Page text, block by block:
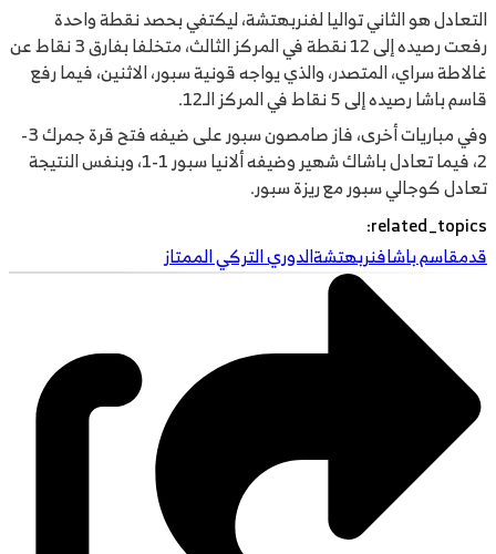
التعادل هو الثاني تواليا لفنربهتشة، ليكتفي بحصد نقطة واحدة
رفعت رصيده إلى 12 نقطة في المركز الثالث، متخلفا بفارق 3 نقاط عن
غالاطة سراي، المتصدر، والذي يواجه قونية سبور، الاثنين، فيما رفع
قاسم باشا رصيده إلى 5 نقاط في المركز الـ12.
وفي مباريات أخرى، فاز صامصون سبور على ضيفه فتح قرة جمرك 3-
2، فيما تعادل باشاك شهير وضيفه ألانيا سبور 1-1، وبنفس النتيجة
تعادل كوجالي سبور مع ريزة سبور.
related_topics
:
قدمقاسم باشافنربهتشةالدوري التركي الممتاز